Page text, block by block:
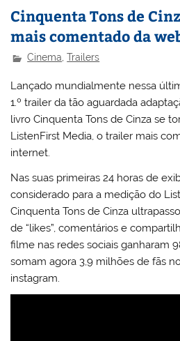
Cinquenta Tons de
mais comentado da
Cinema,Trailers
Lançado mundialmente nessa
1.º trailer da tão aguardada
livro Cinquenta Tons de Cinza se
ListenFirst Media, o trailer mais
internet.
Nas suas primeiras 24 horas de
considerado para a medição do
Cinquenta Tons de Cinza
de “likes”, comentários e
filme nas redes sociais ganharam
somam agora 3,9 milhões de fãs
instagram.